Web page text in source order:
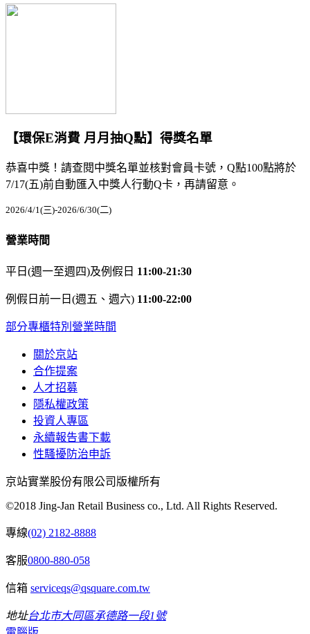
【環保E消費 月月抽Q點】得獎名單
恭喜中獎！請查閱中獎名單並核對會員卡號，Q點100點將於
7/17(五)前自動匯入中獎人行動Q卡，再請留意。
2026/4/1(三)-2026/6/30(二)
營業時間
平日(週一至週四)及例假日 11:00-21:30
例假日前一日(週五、週六) 11:00-22:00
部分專櫃特別營業時間
關於京站
合作提案
人才招募
隱私權政策
投資人專區
永續報告書下載
性騷擾防治申訴
京站實業股份有限公司版權所有
©2018 Jing-Jan Retail Business co., Ltd. All Rights Reserved.
專線(02) 2182-8888
客服0800-880-058
信箱 serviceqs@qsquare.com.tw
地址台北市大同區承德路一段1號